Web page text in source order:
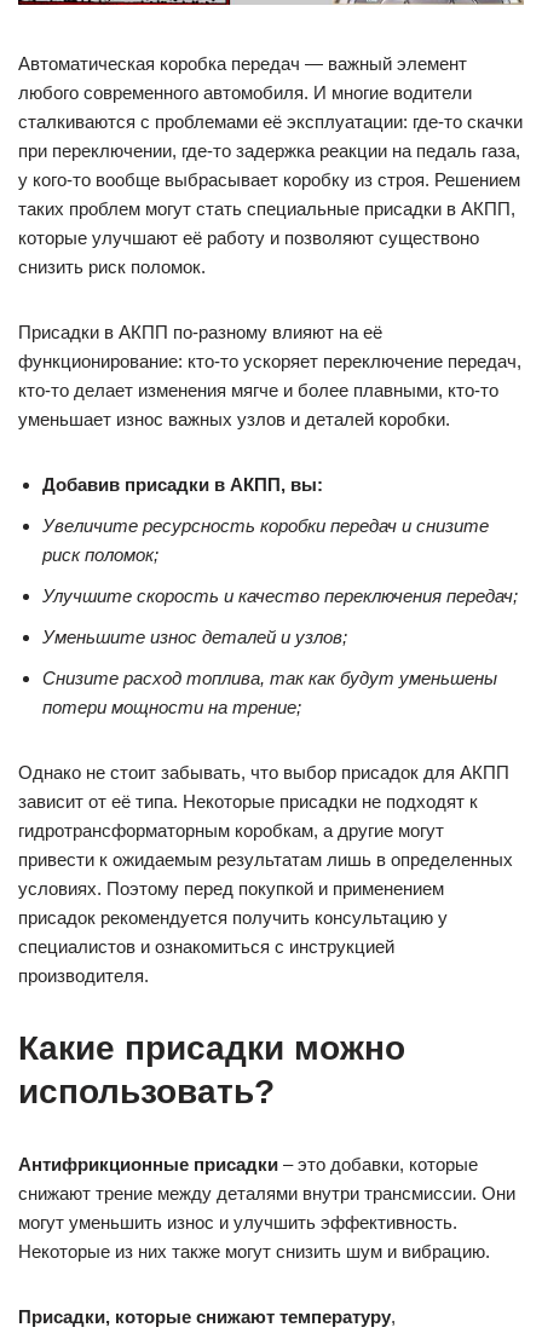
Автоматическая коробка передач — важный элемент
любого современного автомобиля. И многие водители
сталкиваются с проблемами её эксплуатации: где-то скачки
при переключении, где-то задержка реакции на педаль газа,
у кого-то вообще выбрасывает коробку из строя. Решением
таких проблем могут стать специальные присадки в АКПП,
которые улучшают её работу и позволяют существоно
снизить риск поломок.
Присадки в АКПП по-разному влияют на её
функционирование: кто-то ускоряет переключение передач,
кто-то делает изменения мягче и более плавными, кто-то
уменьшает износ важных узлов и деталей коробки.
Добавив присадки в АКПП, вы:
Увеличите ресурсность коробки передач и снизите
риск поломок;
Улучшите скорость и качество переключения передач;
Уменьшите износ деталей и узлов;
Снизите расход топлива, так как будут уменьшены
потери мощности на трение;
Однако не стоит забывать, что выбор присадок для АКПП
зависит от её типа. Некоторые присадки не подходят к
гидротрансформаторным коробкам, а другие могут
привести к ожидаемым результатам лишь в определенных
условиях. Поэтому перед покупкой и применением
присадок рекомендуется получить консультацию у
специалистов и ознакомиться с инструкцией
производителя.
Какие присадки можно
использовать?
Антифрикционные присадки – это добавки, которые
снижают трение между деталями внутри трансмиссии. Они
могут уменьшить износ и улучшить эффективность.
Некоторые из них также могут снизить шум и вибрацию.
Присадки, которые снижают температуру,